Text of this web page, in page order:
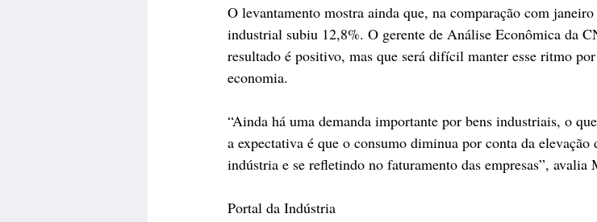
O levantamento mostra ainda que, na comparação com
industrial subiu 12,8%. O gerente de Análise Econômica da
resultado é positivo, mas que será difícil manter esse ritmo
economia.
“Ainda há uma demanda importante por bens industriais, o
a expectativa é que o consumo diminua por conta da
indústria e se refletindo no faturamento das empresas”, avalia
Portal da Indústria